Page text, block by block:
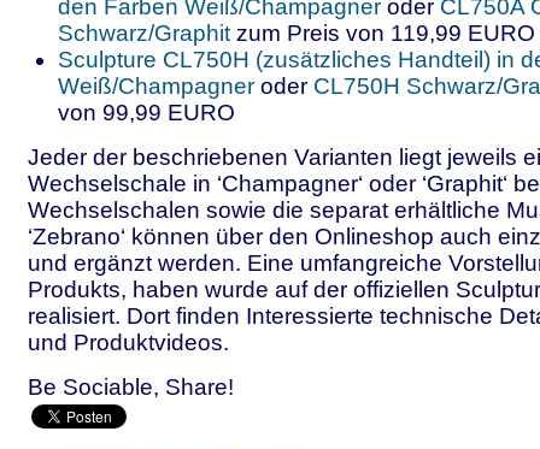
den Farben Weiß/Champagner oder CL750A
Schwarz/Graphit zum Preis von 119,99 EURO
Sculpture CL750H (zusätzliches Handteil) in
Weiß/Champagner oder CL750H Schwarz/
von 99,99 EURO
Jeder der beschriebenen Varianten liegt jeweils
Wechselschale in ‘Champagner‘ oder ‘Graphit‘
Wechselschalen sowie die separat erhältliche
‘Zebrano‘ können über den Onlineshop auch
und ergänzt werden. Eine umfangreiche
Produkts, haben wurde auf der offiziellen
realisiert. Dort finden Interessierte technische
und Produktvideos.
Be Sociable, Share!